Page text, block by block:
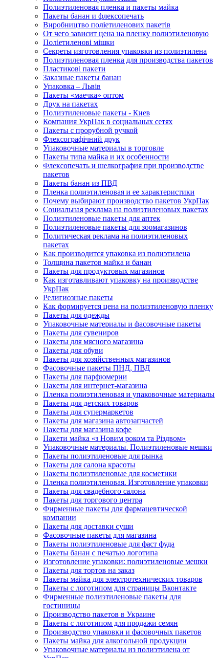
Полиэтиленовая пленка и пакеты майка
Пакеты банан и флексопечать
Виробництво поліетиленових пакетів
От чего зависит цена на пленку полиэтиленовую
Поліетиленові мішки
Секреты изготовления упаковки из полиэтилена
Полиэтиленовая пленка для производства пакетов
Пластикові пакети
Заказные пакеты банан
Упаковка – Львів
Пакеты «маечка» оптом
Друк на пакетах
Полиэтиленовые пакеты - Киев
Компания УкрПак в социальных сетях
Пакеты с прорубной ручкой
Флексографічний друк
Упаковочные материалы в торговле
Пакеты типа майка и их особенности
Флексопечать и шелкография при производстве
пакетов
Пакеты банан из ПВД
Пленка полиэтиленовая и ее характеристики
Почему выбирают производство пакетов УкрПак
Социальная реклама на полиэтиленовых пакетах
Полиэтиленовые пакеты для аптек
Полиэтиленовые пакеты для зоомагазинов
Политическая реклама на полиэтиленовых
пакетах
Как производится упаковка из полиэтилена
Толщина пакетов майка и банан
Пакеты для продуктовых магазинов
Как изготавливают упаковку на производстве
УкрПак
Религиозные пакеты
Как формируется цена на полиэтиленовую пленку
Пакеты для одежды
Упаковочные материалы и фасовочные пакеты
Пакеты для сувениров
Пакеты для мясного магазина
Пакеты для обуви
Пакеты для хозяйственных магазинов
Фасовочные пакеты ПНД, ПВД
Пакеты для парфюмерии
Пакеты для интернет-магазина
Пленка полиэтиленовая и упаковочные материалы
Пакеты для детских товаров
Пакеты для супермаркетов
Пакеты для магазина автозапчастей
Пакеты для магазина кофе
Пакети майка «з Новим роком та Різдвом»
Упаковочные материалы. Полиэтиленовые мешки
Пакеты полиэтиленовые для рынка
Пакеты для салона красоты
Пакеты полиэтиленовые для косметики
Пленка полиэтиленовая. Изготовление упаковки
Пакеты для свадебного салона
Пакеты для торгового центра
Фирменные пакеты для фармацевтической
компании
Пакеты для доставки суши
Фасовочные пакеты для магазина
Пакеты полиэтиленовые для фаст фуда
Пакеты банан с печатью логотипа
Изготовление упаковки: полиэтиленовые мешки
Пакеты для тортов на заказ
Пакеты майка для электротехнических товаров
Пакеты с логотипом для страницы Вконтакте
Фирменные полиэтиленовые пакеты для
гостиницы
Производство пакетов в Украине
Пакеты с логотипом для продажи семян
Производство упаковки и фасовочных пакетов
Пакеты майка для алкогольной продукции
Упаковочные материалы из полиэтилена от